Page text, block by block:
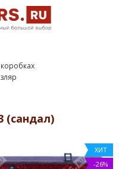
(сандал)
ХИТ
-26%